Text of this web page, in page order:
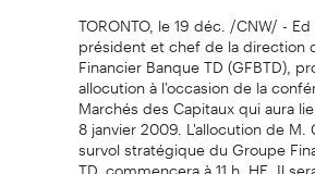
TORONTO, le 19 déc. /CNW/ - Ed
président et chef de la direction
Financier Banque TD (GFBTD),
allocution à l'occasion de la
Marchés des Capitaux qui aura
8 janvier 2009. L'allocution de M.
survol stratégique du Groupe
TD, commencera à 11 h, HE. Il